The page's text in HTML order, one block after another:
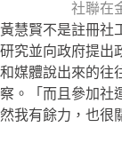
社聯在
黃慧賢不是註冊社
研究並向政府提出
和媒體說出來的往
察。「而且參加社
然我有餘力，也很